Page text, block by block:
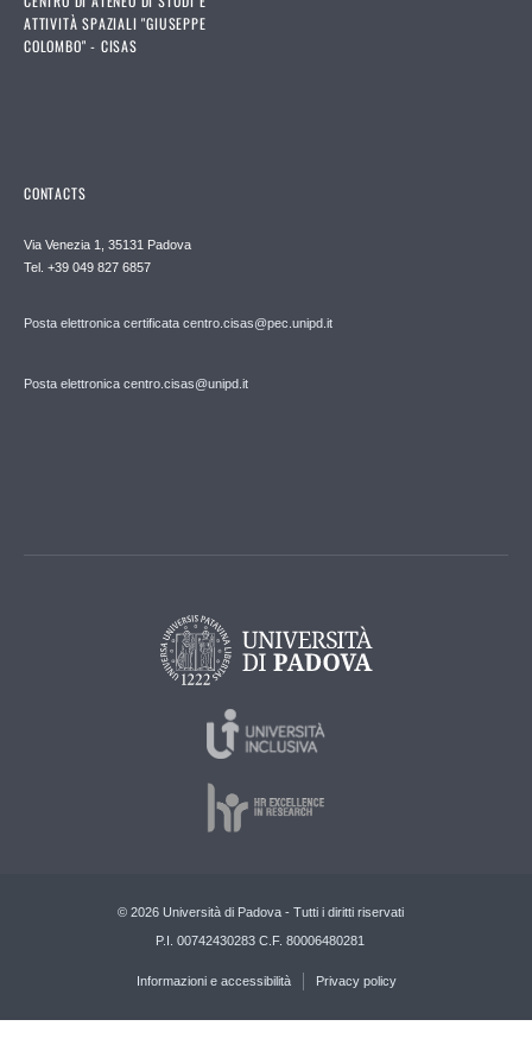
ATTIVITÀ SPAZIALI "GIUSEPPE
COLOMBO" - CISAS
CONTACTS
Via Venezia 1, 35131 Padova
Tel. +39 049 827 6857
Posta elettronica certificata centro.cisas@pec.unipd.it
Posta elettronica centro.cisas@unipd.it
© 2026 Università di Padova - Tutti i diritti riservati
P.I. 00742430283 C.F. 80006480281
Informazioni e accessibilità Privacy policy